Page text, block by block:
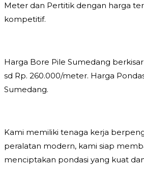
Meter dan Pertitik dengan harga
kompetitif.
Harga Bore Pile Sumedang
sd Rp. 260.000/meter. Harga
Sumedang.
Kami memiliki tenaga kerja
peralatan modern, kami siap
menciptakan pondasi yang kuat